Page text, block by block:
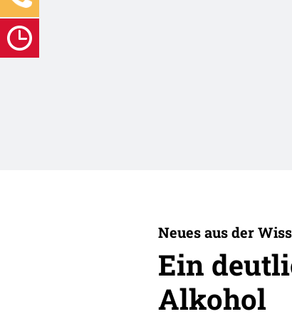
Neues aus der
Ein
Alkohol